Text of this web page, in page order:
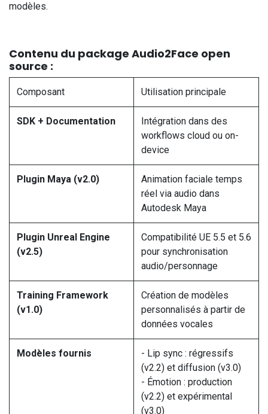
modèles.
Contenu du package Audio2Face open
source :
Composant Utilisation principale
SDK + Documentation
Intégration dans des
workflows cloud ou on-
device
Plugin Maya (v2.0)
Animation faciale temps
réel via audio dans
Autodesk Maya
Plugin Unreal Engine
(v2.5)
Compatibilité UE 5.5 et 5.6
pour synchronisation
audio/personnage
Training Framework
(v1.0)
Création de modèles
personnalisés à partir de
données vocales
Modèles fournis
- Lip sync : régressifs
(v2.2) et diffusion (v3.0)
- Émotion : production
(v2.2) et expérimental
(v3.0)